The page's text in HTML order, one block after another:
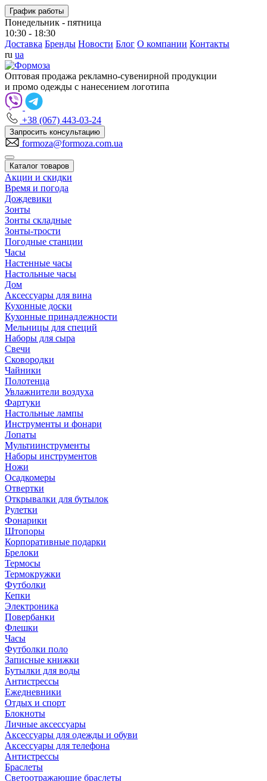
График работы
Понедельник - пятница
10:30 - 18:30
Доставка Бренды Новости Блог О компании Контакты
ru ua
Оптовая продажа рекламно-сувенирной продукции
и промо одежды с нанесением логотипа
+38 (067) 443-03-24
Запросить консультацию
formoza@formoza.com.ua
Каталог товаров
Акции и скидки
Время и погода
Дождевики
Зонты
Зонты складные
Зонты-трости
Погодные станции
Часы
Настенные часы
Настольные часы
Дом
Аксессуары для вина
Кухонные доски
Кухонные принадлежности
Мельницы для специй
Наборы для сыра
Свечи
Сковородки
Чайники
Полотенца
Увлажнители воздуха
Фартуки
Настольные лампы
Инструменты и фонари
Лопаты
Мультиинструменты
Наборы инструментов
Ножи
Осадкомеры
Отвертки
Открывалки для бутылок
Рулетки
Фонарики
Штопоры
Корпоративные подарки
Брелоки
Термосы
Термокружки
Футболки
Кепки
Электроника
Повербанки
Флешки
Часы
Футболки поло
Записные книжки
Бутылки для воды
Антистрессы
Ежедневники
Отдых и спорт
Блокноты
Личные аксессуары
Аксессуары для одежды и обуви
Аксессуары для телефона
Антистрессы
Браслеты
Светоотражающие браслеты